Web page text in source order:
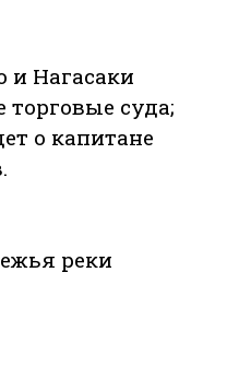
и Нагасаки
торговые суда;
о капитане
реки